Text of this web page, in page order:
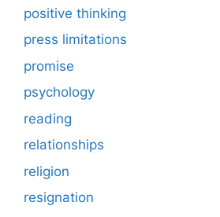
positive thinking
press limitations
promise
psychology
reading
relationships
religion
resignation